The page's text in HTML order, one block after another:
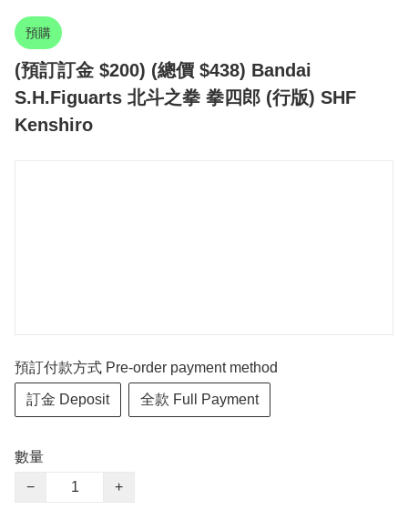
預購
(預訂訂金 $200) (總價 $438) Bandai
S.H.Figuarts 北斗之拳 拳四郎 (行版) SHF
Kenshiro
預訂付款方式 Pre-order payment method
訂金 Deposit 全款 Full Payment
數量
−
+